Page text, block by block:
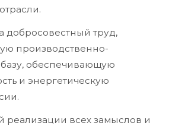
добросовестный труд,
производственно-
обеспечивающую
и энергетическую
всех замыслов и